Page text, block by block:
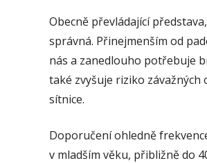
Obecně převládající
správná. Přinejmenším od
nás a zanedlouho potřebuje
také zvyšuje riziko závažných
sítnice.
Doporučení ohledně
v mladším věku, přibližně do